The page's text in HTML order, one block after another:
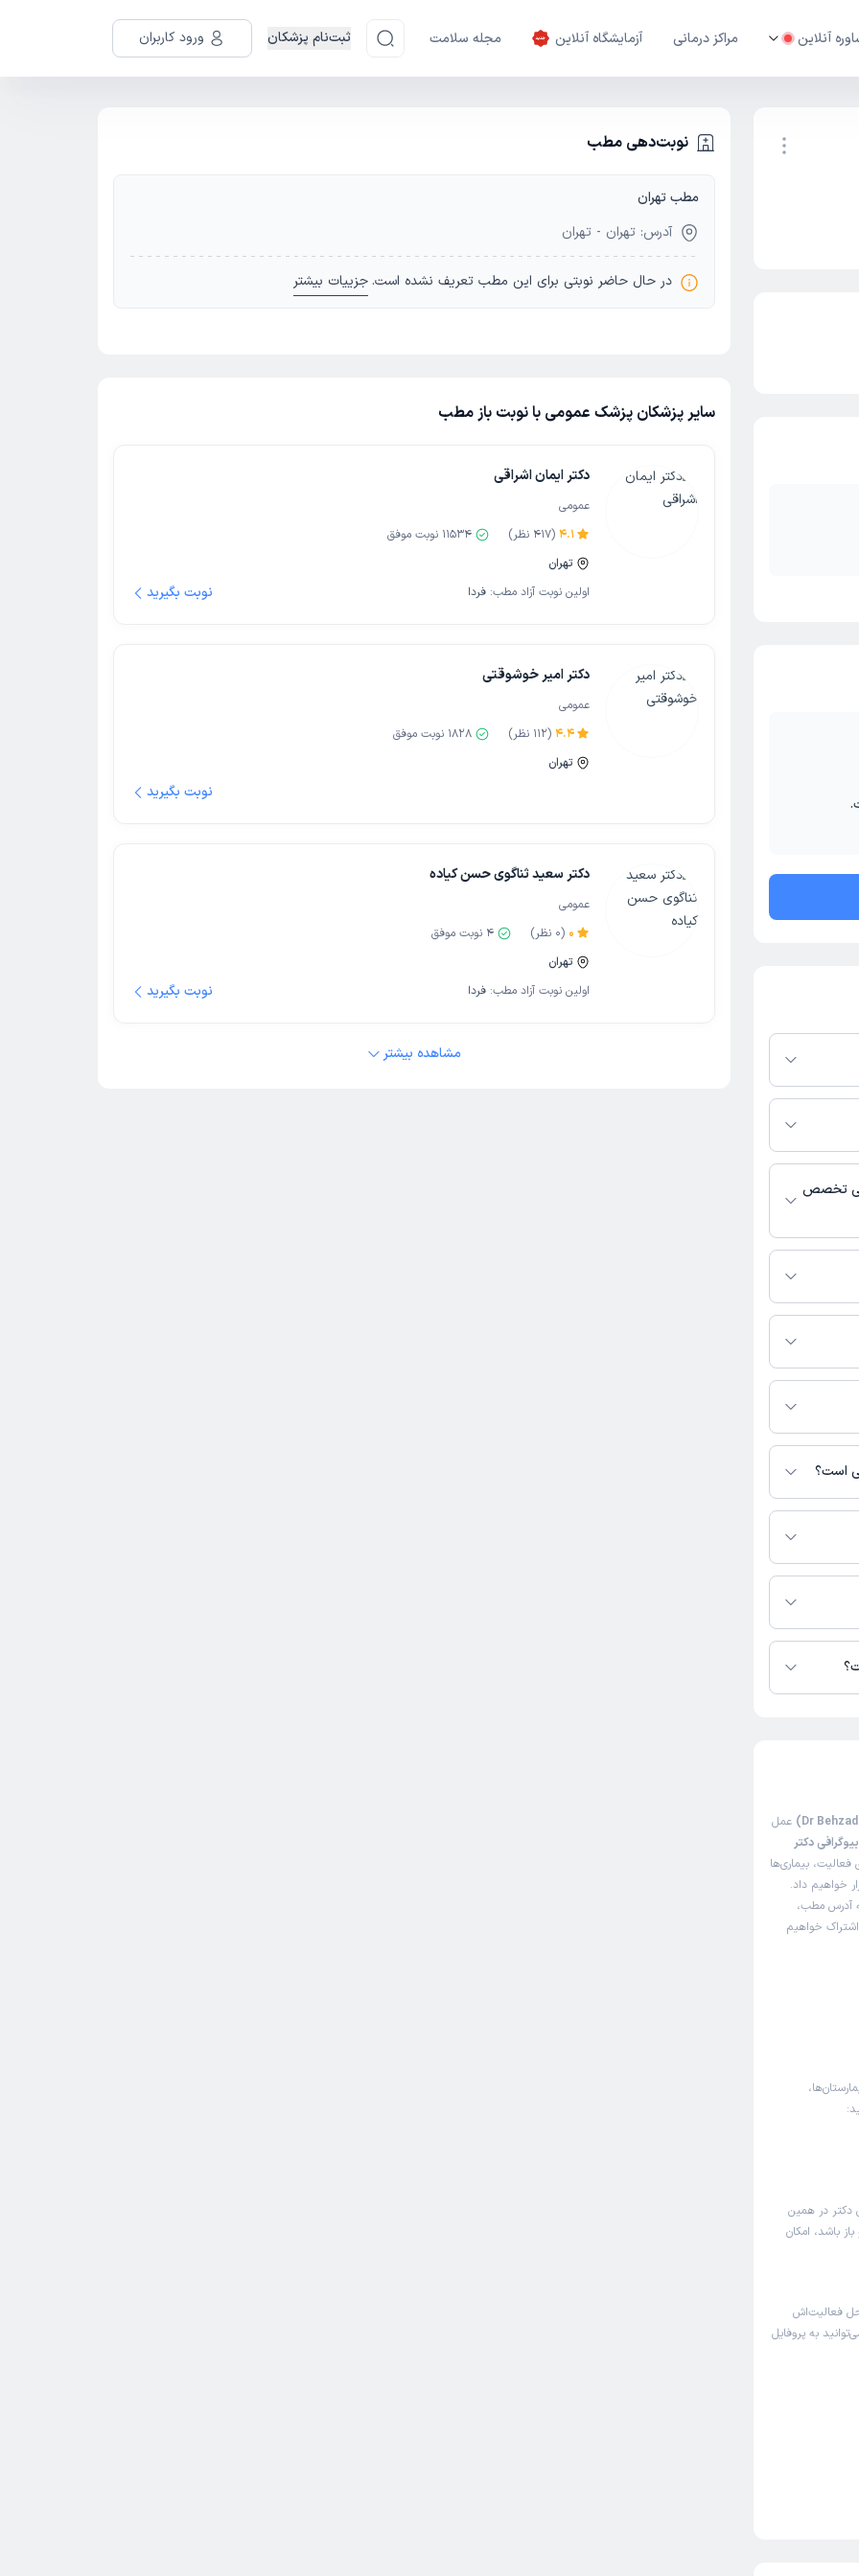
آنلاین مراکز درمانی آزمایشگاه آنلاین مجله سلامت ثبت‌نام پزشکان ورود کاربران
نوبت‌دهی مطب
مطب تهران
آدرس: تهران - تهران
در حال حاضر نوبتی برای این مطب تعریف نشده است. جزییات بیشتر
سایر پزشکان پزشک عمومی با نوبت باز مطب
دکتر ایمان اشراقی
عمومی
4.1
(
417 نظر) 11534 نوبت موفق
تهران
اولین نوبت آزاد مطب: فردا نوبت بگیرید
دکتر امیر خوشوقتی
عمومی
4.4
(
112 نظر) 1828 نوبت موفق
تهران
نوبت بگیرید
دکتر سعید ثناگوی حسن کیاده
عمومی
0
(
0 نظر) 4 نوبت موفق
تهران
اولین نوبت آزاد مطب: فردا نوبت بگیرید
مشاهده بیشتر
دکترتو باشند،
بودن پروفایل
پزشکی و
تخصص
فعالیت می‌کنند.
این صفحه ثبت
است؟
نیست.
در دسترس
عمل
بیوگرافی دکتر
بیماری‌ها
خواهیم داد.
آدرس مطب،
اشتراک خواهیم
دکتر در همین
باشد، امکان
فعالیت‌اش
به پروفایل